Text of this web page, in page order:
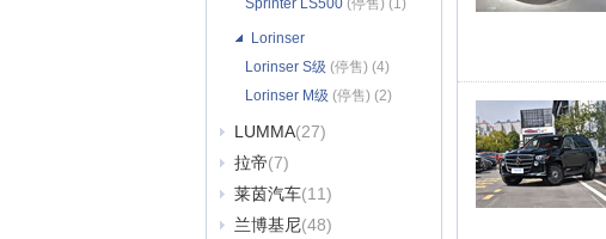
Sprinter LS500 (停售) (1)
Lorinser
Lorinser S级 (停售) (4)
Lorinser M级 (停售) (2)
LUMMA(27)
拉帝(7)
莱茵汽车(11)
兰博基尼(48)